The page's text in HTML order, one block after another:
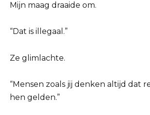
Mijn maag draaide om.
“Dat is illegaal.”
Ze glimlachte.
“Mensen zoals jij denken altijd dat
hen gelden.”